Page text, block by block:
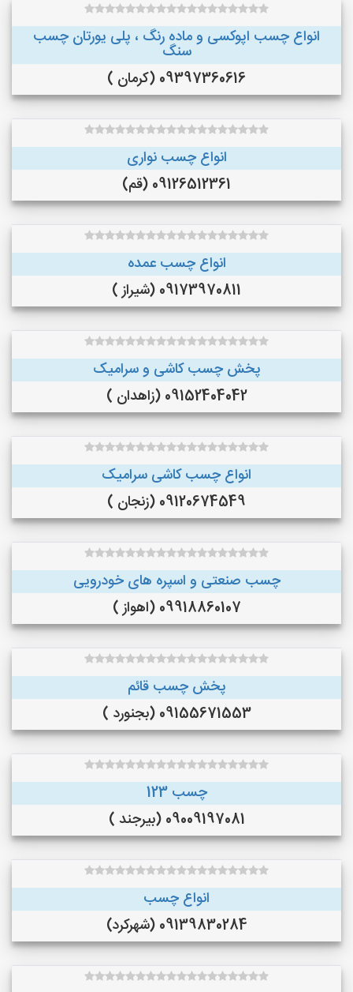
انواع چسب اپوکسی و ماده رنگ ، پلی یورتان چسب
سنگ
09397360616 (کرمان )
انواع چسب نواری
09126512361 (قم)
انواع چسب عمده
09173970811 (شیراز )
پخش چسب کاشی و سرامیک
09152404042 (زاهدان )
انواع چسب کاشی سرامیک
09120674549 (زنجان )
چسب صنعتی و اسپره های خودرویی
09918860107 (اهواز )
پخش چسب قائم
09155671553 (بجنورد )
چسب 123
09009197081 (بیرجند )
انواع چسب
09139830284 (شهرکرد)